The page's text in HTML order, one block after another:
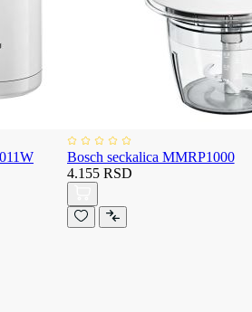
Bosch seckalica MMRP1000
4.155 RSD